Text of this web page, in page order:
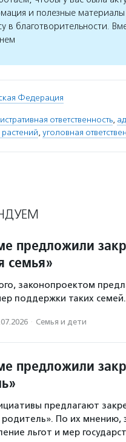
и полезные
в благотворительности.
Федерация
ответственность,
, уголовная
предложили
семья»
законопроектом
поддержки таких семей.
· Семья и дети
предложили
предлагают
По их мнению,
льгот и мер